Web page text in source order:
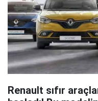
Renault sıfır